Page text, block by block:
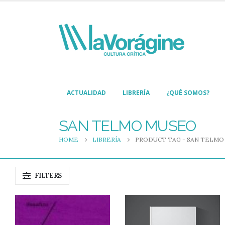
ACTUALIDAD LIBRERÍA ¿QUÉ SOMOS?
SAN TELMO MUSEO
HOME LIBRERÍA PRODUCT TAG - SAN TELMO
FILTERS